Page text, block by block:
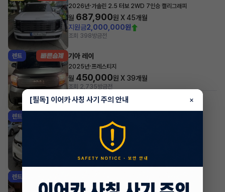
2026년·가솔린 2.5 터보 2WD 7인승 캘리그래피
월 687,900원 X45개월
지원금2,000,000원
조회 398방금전
렌트 기아 레이
2025년·프레스티지
월 450,000원 X 39개월
조회 2,735방금전
#저신용
렌트
9인승 디젤 노블레스
766,260원 X
1,000,000원
조회 888방금전
렌트
2023년 스마트스트림 가솔린 2.5 익스클루시브
[필독] 이어카 사칭 사기 주의 안내 ×